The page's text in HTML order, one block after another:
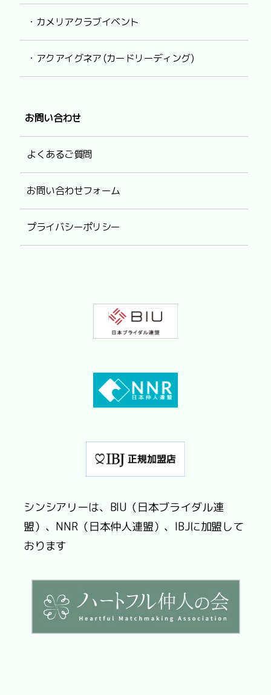
・カメリアクラブイベント
・アクアイグネア (カードリーディング)
お問い合わせ
よくあるご質問
お問い合わせフォーム
プライバシーポリシー
シンシアリーは、BIU（日本ブライダル連
盟）、NNR（日本仲人連盟）、IBJに加盟して
おります